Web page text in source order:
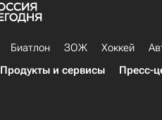
Биатлон ЗОЖ Хоккей
Продукты и сервисы Пресс-